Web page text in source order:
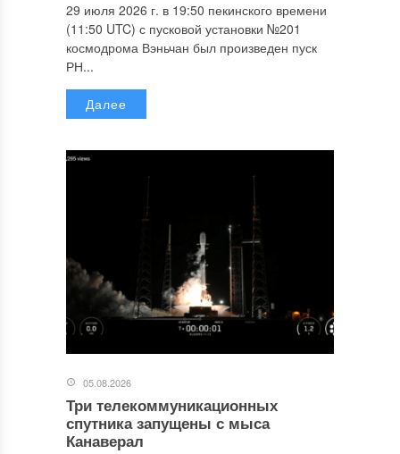
29 июля 2026 г. в 19:50 пекинского времени
(11:50 UTC) с пусковой установки №201
космодрома Вэньчан был произведен пуск
РН...
Далее
05.08.2026
Три телекоммуникационных
спутника запущены с мыса
Канаверал